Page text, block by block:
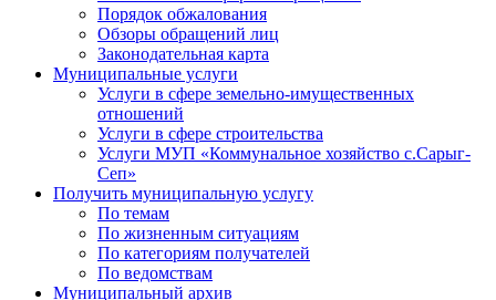
Порядок обжалования
Обзоры обращений лиц
Законодательная карта
Муниципальные услуги
Услуги в сфере земельно-имущественных
отношений
Услуги в сфере строительства
Услуги МУП «Коммунальное хозяйство с.Сарыг-
Сеп»
Получить муниципальную услугу
По темам
По жизненным ситуациям
По категориям получателей
По ведомствам
Муниципальный архив